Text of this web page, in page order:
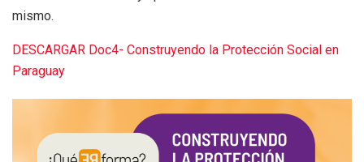
mismo.
DESCARGAR Doc4- Construyendo la Protección Social en
Paraguay